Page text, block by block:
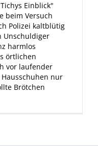
Einblick"
beim Versuch
Polizei kaltblütig
Unschuldiger
harmlos
örtlichen
vor laufender
Hausschuhen nur
Brötchen